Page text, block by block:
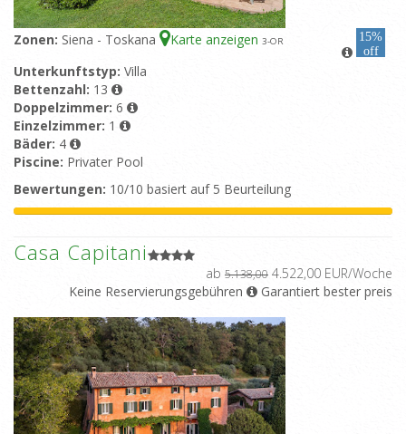
Zonen: Siena - Toskana Karte anzeigen 3-OR
15%
off
Unterkunftstyp: Villa
Bettenzahl: 13
Doppelzimmer: 6
Einzelzimmer: 1
Bäder: 4
Piscine: Privater Pool
Bewertungen: 10/10 basiert auf 5 Beurteilung
Casa Capitani
ab 5.138,00 4.522,00 EUR/Woche
Keine Reservierungsgebühren
Garantiert bester preis